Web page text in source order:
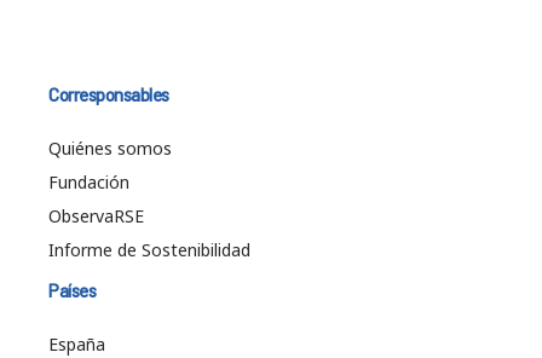
Corresponsables
Quiénes somos
Fundación
ObservaRSE
Informe de Sostenibilidad
Países
España